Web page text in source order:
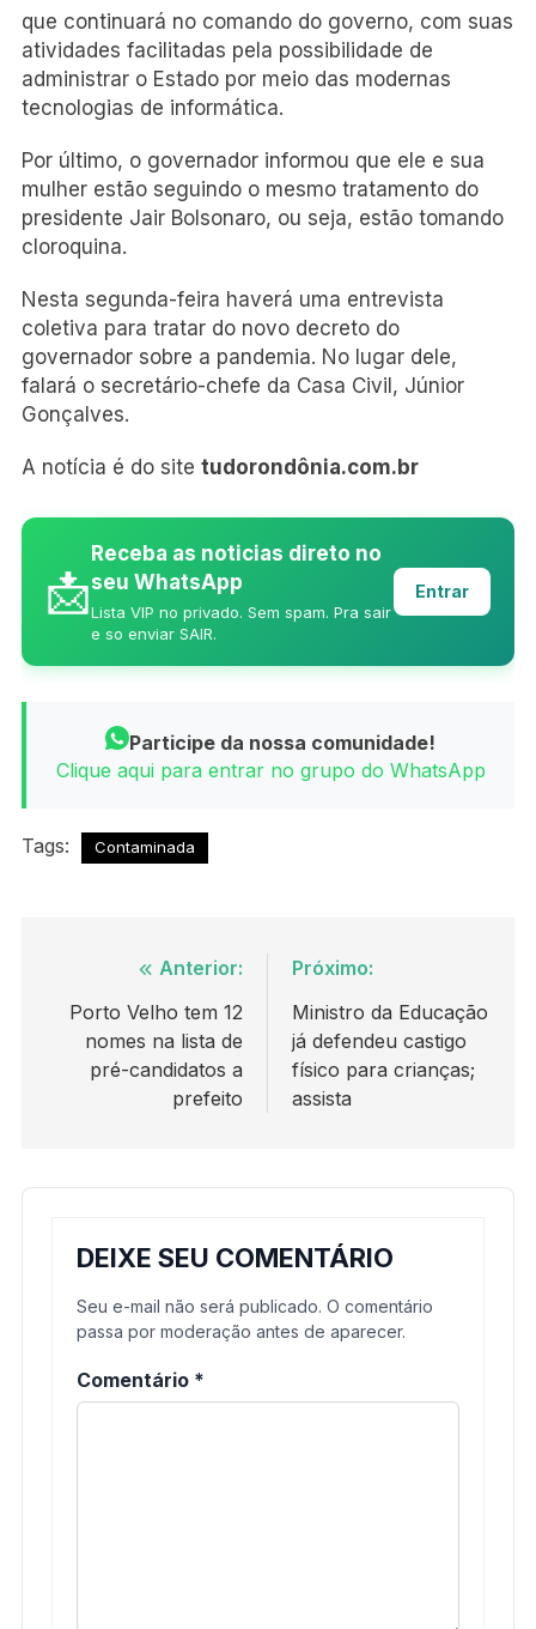
que continuará no comando do governo, com suas
atividades facilitadas pela possibilidade de
administrar o Estado por meio das modernas
tecnologias de informática.
Por último, o governador informou que ele e sua
mulher estão seguindo o mesmo tratamento do
presidente Jair Bolsonaro, ou seja, estão tomando
cloroquina.
Nesta segunda-feira haverá uma entrevista
coletiva para tratar do novo decreto do
governador sobre a pandemia. No lugar dele,
falará o secretário-chefe da Casa Civil, Júnior
Gonçalves.
A notícia é do site tudorondônia.com.br
📩
Receba as noticias direto no
seu WhatsApp
Lista VIP no privado. Sem spam. Pra sair
e so enviar SAIR.
Entrar
Participe da nossa comunidade!
Clique aqui para entrar no grupo do WhatsApp
Tags: Contaminada
Navegação
de
Post
Anterior:
Porto Velho tem 12
nomes na lista de
pré-candidatos a
prefeito
Próximo:
Ministro da Educação
já defendeu castigo
físico para crianças;
assista
DEIXE SEU COMENTÁRIO
Seu e-mail não será publicado. O comentário
passa por moderação antes de aparecer.
Comentário *